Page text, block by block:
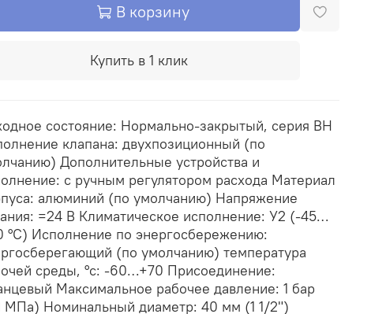
В корзину
Купить в 1 клик
состояние: Нормально-закрытый, серия ВН
клапана: двухпозиционный (по
Дополнительные устройства и
с ручным регулятором расхода Материал
алюминий (по умолчанию) Напряжение
=24 В Климатическое исполнение: У2 (-45…
°С) Исполнение по энергосбережению:
(по умолчанию) температура
среды, °с: -60…+70 Присоединение:
Максимальное рабочее давление: 1 бар
МПа) Номинальный диаметр: 40 мм (1 1/2")